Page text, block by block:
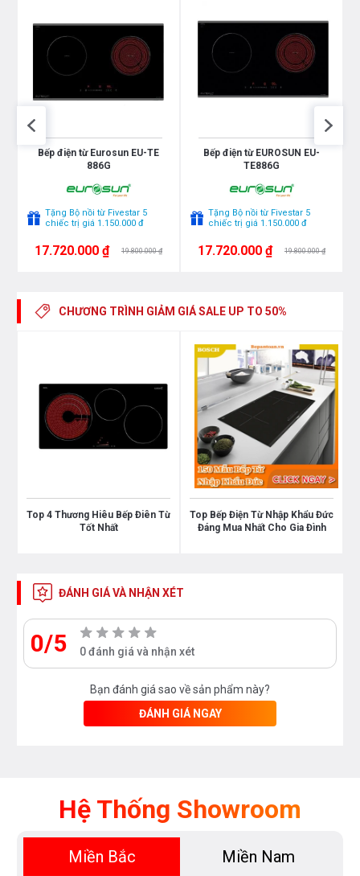
Điều khiển cảm ứng trượt nhạy bén với 15
mức công suất độc lập, dễ dàng điều chỉnh.
Tốc độ tăng nhiệt nhanh gấp 2 lần so với các
Tự động nhận diện nồi nấu, vùng nấu chỉ nóng lên
khi đặt nồi.
Chức năng chống trào nước (Water Overflow) tự
động tắt bếp khi phát hiện nước tràn.
Bảo vệ quá nhiệt với cảm biến tích hợp.
nghịch phá.
Chỉ báo nhiệt dư “H” cảnh báo nhiệt độ trên 60°C,
bảo vệ người dùng khỏi bỏng da.
TÍNH NĂNG HIỆN ĐẠI
Bếp điện từ Eurosun EU-TE
886G
Tặng Bộ nồi từ Fivestar 5
chiếc trị giá 1.150.000 đ
17.720.000 ₫ 19.800.000 ₫
Bếp điện từ EUROSUN EU-
TE886G
Tặng Bộ nồi từ Fivestar 5
chiếc trị giá 1.150.000 đ
17.720.000 ₫ 19.800.000 ₫
CHƯƠNG TRÌNH GIẢM GIÁSALE UP TO 50%
Top 4 Thương Hiêu Bếp Điên Từ
Tốt Nhất
Top Bếp Điện Từ Nhập Khẩu Đức
Đáng Mua Nhất Cho Gia Đình
ĐÁNH GIÁ VÀ NHẬN XÉT
0/5 0 đánh giá và nhận xét
Bạn đánh giá sao về sản phẩm này?
ĐÁNH GIÁ NGAY
Hệ Thống Showroom
Miền Bắc Miền Nam